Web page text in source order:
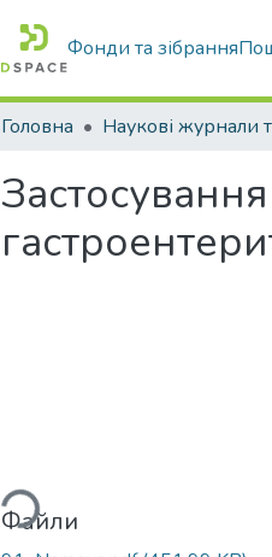
Фонди та зібрання
Головна
Вантажиться...
Файли